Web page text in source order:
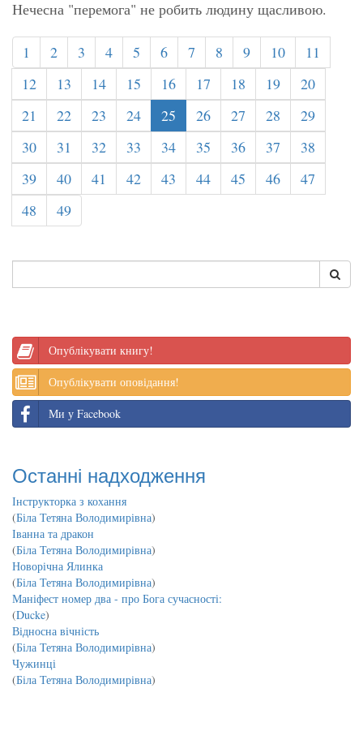
Нечесна "перемога" не робить людину щасливою.
1 2 3 4 5 6 7 8 9 10
11
12
13 14 15 16 17 18 19
20
21
22 23 24 25 26 27 28
29
30
31 32 33 34 35 36 37
38
39
40 41 42 43 44 45 46
47
48
49
Опублікувати книгу!
Опублікувати оповідання!
Ми у Facebook
Останні надходження
Інструкторка з кохання
(Біла Тетяна Володимирівна)
Іванна та дракон
(Біла Тетяна Володимирівна)
Новорічна Ялинка
(Біла Тетяна Володимирівна)
Маніфест номер два - про Бога сучасності:
(Ducke)
Відносна вічність
(Біла Тетяна Володимирівна)
Чужинці
(Біла Тетяна Володимирівна)